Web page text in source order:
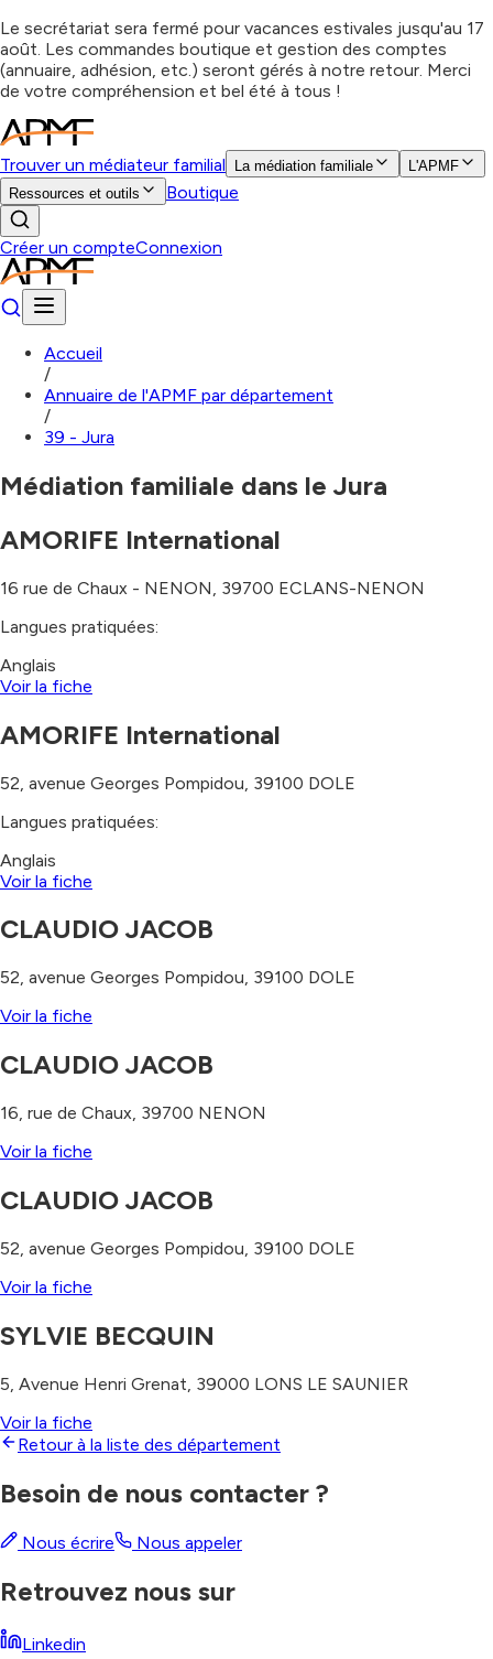
Le secrétariat sera fermé pour vacances estivales jusqu'au 17
août. Les commandes boutique et gestion des comptes
(annuaire, adhésion, etc.) seront gérés à notre retour. Merci
de votre compréhension et bel été à tous !
Trouver un médiateur familial La médiation familiale
L'APMF
Ressources et outils
Boutique
Créer un compteConnexion
Accueil
/
Annuaire de l'APMF par département
/
39 - Jura
Médiation familiale dans le Jura
AMORIFE International
16 rue de Chaux - NENON 39700 ECLANS-NENON
Langues pratiquées:
Anglais
Voir la fiche
AMORIFE International
52, avenue Georges Pompidou 39100 DOLE
Langues pratiquées:
Anglais
Voir la fiche
CLAUDIO JACOB
52, avenue Georges Pompidou, 39100 DOLE
Voir la fiche
CLAUDIO JACOB
16, rue de Chaux, 39700 NENON
Voir la fiche
CLAUDIO JACOB
52, avenue Georges Pompidou, 39100 DOLE
Voir la fiche
SYLVIE BECQUIN
5, Avenue Henri Grenat 39000 LONS LE SAUNIER
Voir la fiche
Retour à la liste des département
Besoin de nous contacter ?
Nous écrire Nous appeler
Retrouvez nous sur
Linkedin